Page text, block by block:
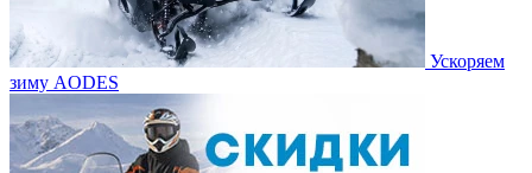
Ускоряем
зиму AODES